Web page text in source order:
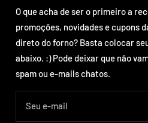
O que acha de ser o primeiro a
promoções, novidades e cupons
direto do forno? Basta colocar
abaixo. :) Pode deixar que não
spam ou e-mails chatos.
Seu e-mail